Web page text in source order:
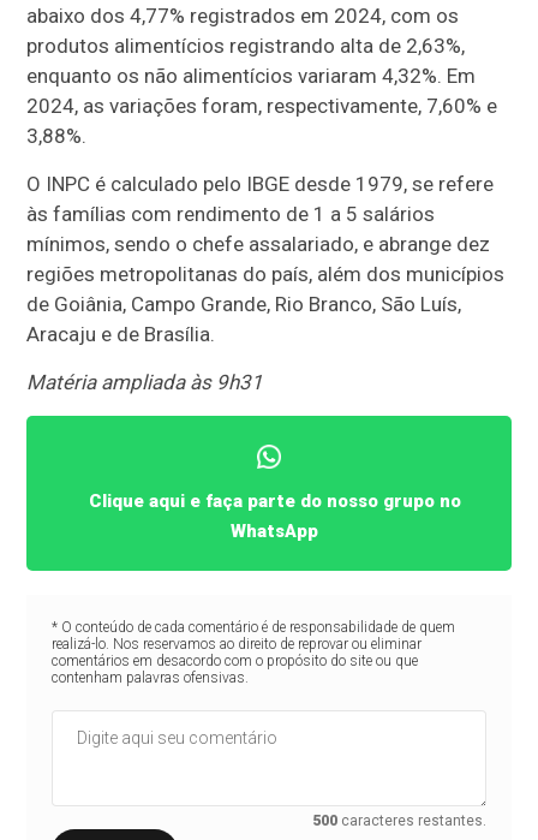
abaixo dos 4,77% registrados em 2024, com os
produtos alimentícios registrando alta de 2,63%,
enquanto os não alimentícios variaram 4,32%. Em
2024, as variações foram, respectivamente, 7,60% e
3,88%.
O INPC é calculado pelo IBGE desde 1979, se refere
às famílias com rendimento de 1 a 5 salários
mínimos, sendo o chefe assalariado, e abrange dez
regiões metropolitanas do país, além dos municípios
de Goiânia, Campo Grande, Rio Branco, São Luís,
Aracaju e de Brasília.
Matéria ampliada às 9h31
Clique aqui e faça parte do nosso grupo no
WhatsApp
* O conteúdo de cada comentário é de responsabilidade de quem
realizá-lo. Nos reservamos ao direito de reprovar ou eliminar
comentários em desacordo com o propósito do site ou que
contenham palavras ofensivas.
500 caracteres restantes.